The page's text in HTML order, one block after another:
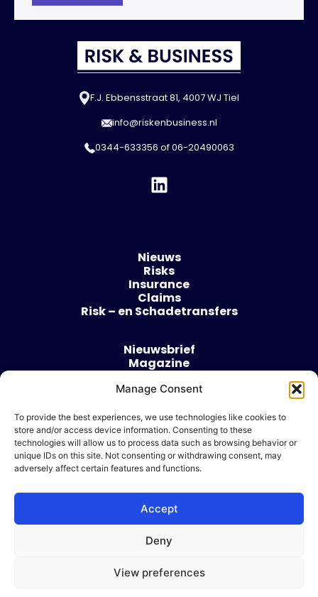
Manage Consent
To provide the best experiences, we use technologies like cookies to
store and/or access device information. Consenting to these
technologies will allow us to process data such as browsing behavior or
unique IDs on this site. Not consenting or withdrawing consent, may
adversely affect certain features and functions.
Accept
Deny
View preferences
F.J. Ebbensstraat 81, 4007 WJ Tiel
info@riskenbusiness.nl
0344-633356 of06-20490063
Nieuws
Risks
Insurance
Claims
Risk – en Schadetransfers
Nieuwsbrief
Magazine
Over
Algemene voorwaarden
Cookie beleid
Ik wil adverteren
© 2026 Risk & Business
| Design & Development door